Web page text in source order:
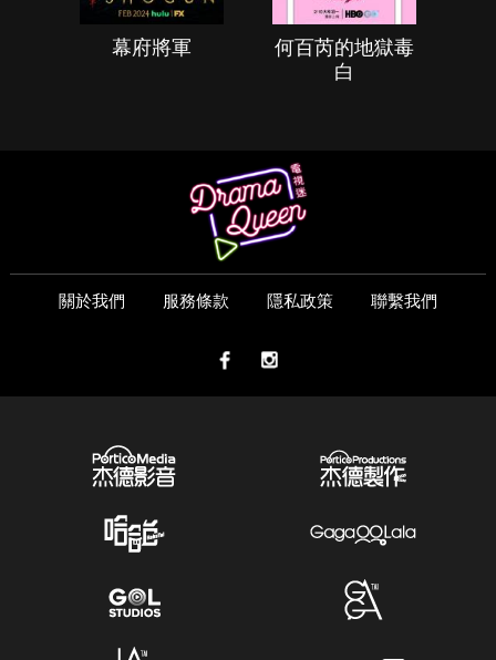
幕府將軍
何百芮的地獄毒
白
關於我們 服務條款 隱私政策 聯繫我們